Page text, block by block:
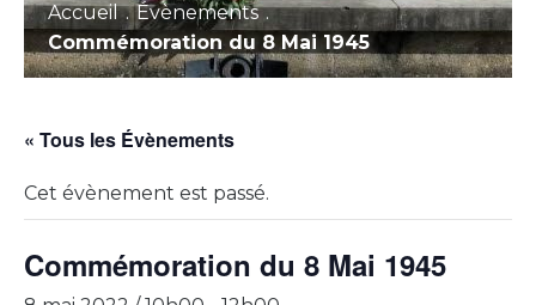
Accueil . Évènements .
Commémoration du 8 Mai 1945
« Tous les Évènements
Cet évènement est passé.
Commémoration du 8 Mai 1945